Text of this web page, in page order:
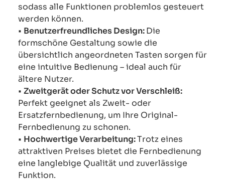
sodass alle Funktionen problemlos gesteuert
werden können.
• Benutzerfreundliches Design:Die
formschöne Gestaltung sowie die
übersichtlich angeordneten Tasten sorgen für
eine intuitive Bedienung – ideal auch für
ältere Nutzer.
• Zweitgerät oder Schutz vor Verschleiß:
Perfekt geeignet als Zweit- oder
Ersatzfernbedienung, um Ihre Original-
Fernbedienung zu schonen.
• Hochwertige Verarbeitung:Trotz eines
attraktiven Preises bietet die Fernbedienung
eine langlebige Qualität und zuverlässige
Funktion.